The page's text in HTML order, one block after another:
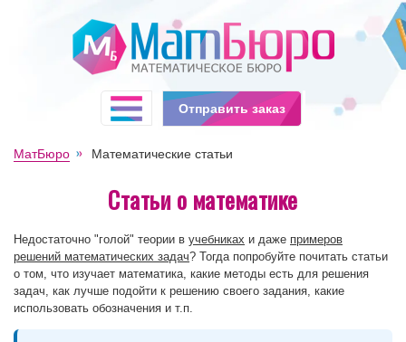
МатБюро Математические статьи
Статьи о математике
Недостаточно "голой" теории в учебниках и даже примеров
решений математических задач? Тогда попробуйте почитать статьи
о том, что изучает математика, какие методы есть для решения
задач, как лучше подойти к решению своего задания, какие
использовать обозначения и т.п.
Отправить заказ